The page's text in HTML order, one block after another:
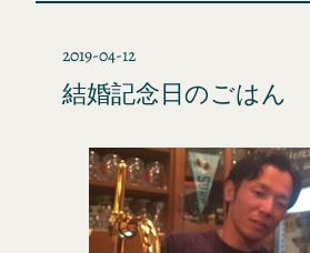
2019-04-12
結婚記念日のごはん